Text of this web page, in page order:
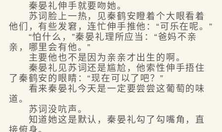
秦晏礼伸手就要吻她。
苏词脸上一热，见秦鹤安瞪着个大眼看着
他们，有些发窘，连忙伸手推他：“可乐在呢。”
“怕什么，”秦晏礼理所应当：“爸妈不亲
亲，哪里会有他。”
主要他也不是因为亲亲才出生的啊。
秦晏礼见苏词还是尴尬，他索性伸手捂住
了秦鹤安的眼睛：“现在可以了吧？”
看来秦晏礼今天是一定要尝尝这葡萄的味
道。
苏词没吭声。
知道她这是默认，秦晏礼勾了勾嘴角，直
接俯身。